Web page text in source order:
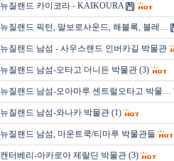
뉴질랜드 카이코라 - KAIKOURA
뉴질랜드 픽턴, 말보로사운드, 해블록, 블레…
뉴질랜드 남섬 - 사우스랜드 인버카길 박물관
뉴질랜드 남섬-오타고 더니든 박물관 (3)
뉴질랜드 남섬-오아마루 센트럴오타고 박물…
뉴질랜드 남섬-와나카 박물관 (1)
뉴질랜드 남섬, 마운트쿡/티마루 박물관들
캔터베리-아카로아 제랄딘 박물관 (3)